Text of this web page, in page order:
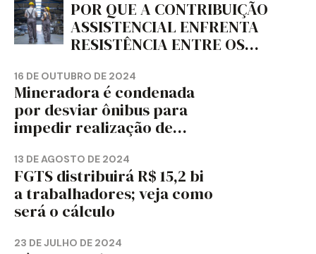
POR QUE A CONTRIBUIÇÃO
ASSISTENCIAL ENFRENTA
RESISTÊNCIA ENTRE OS
16 DE OUTUBRO DE 2024
Mineradora é condenada
por desviar ônibus para
impedir realização de
13 DE AGOSTO DE 2024
FGTS distribuirá R$ 15,2 bi
a trabalhadores; veja como
será o cálculo
23 DE JULHO DE 2024